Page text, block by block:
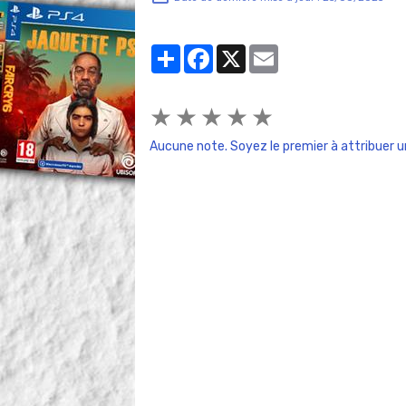
PartagerFacebook
X
★ ★ ★ ★ ★
Aucune note. Soyez le premier à attribuer